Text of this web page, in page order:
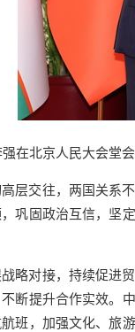
在北京人民大会堂
层交往，两国关系
巩固政治互信，坚
略对接，持续促进
断提升合作实效。
班，加强文化、旅